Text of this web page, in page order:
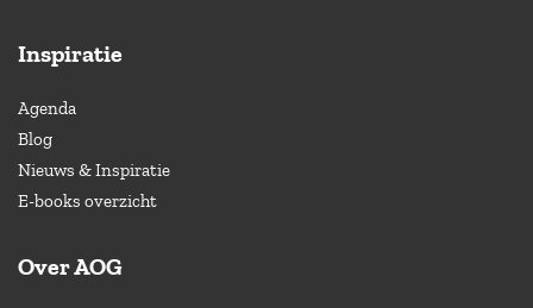
Inspiratie
Agenda
Blog
Nieuws & Inspiratie
E-books overzicht
Over AOG